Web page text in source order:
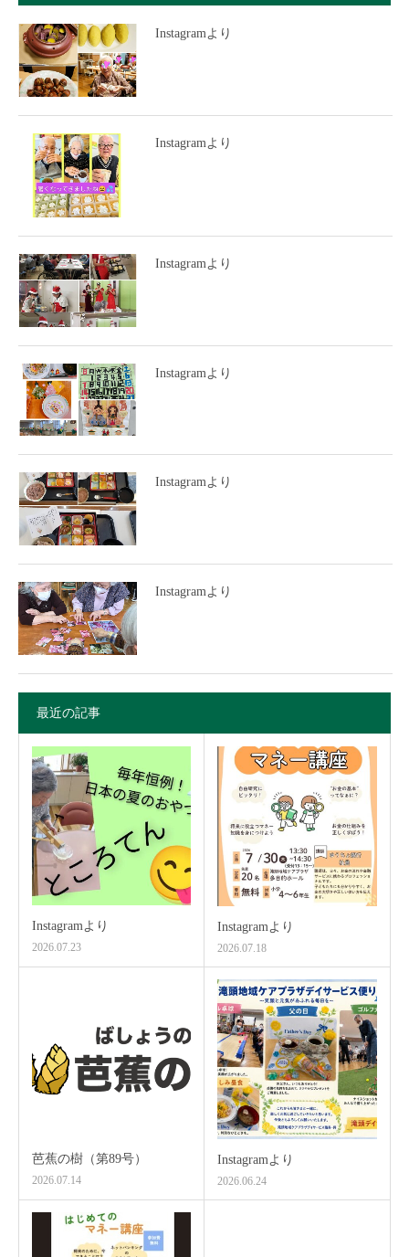
Instagramより
Instagramより
Instagramより
Instagramより
Instagramより
Instagramより
最近の記事
Instagramより
2026.07.23
Instagramより
2026.07.18
芭蕉の樹（第89号）
2026.07.14
Instagramより
2026.06.24